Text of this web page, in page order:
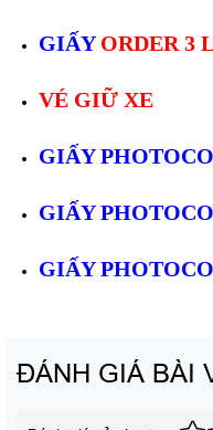
GIẤYORDER 3
VÉ GIỮ XE
GIẤY
GIẤY
GIẤY
ĐÁNH GIÁ BÀI